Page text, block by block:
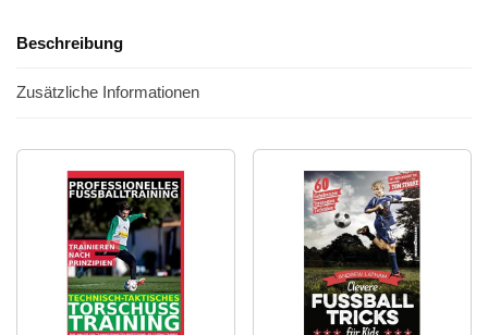
Beschreibung
Zusätzliche Informationen